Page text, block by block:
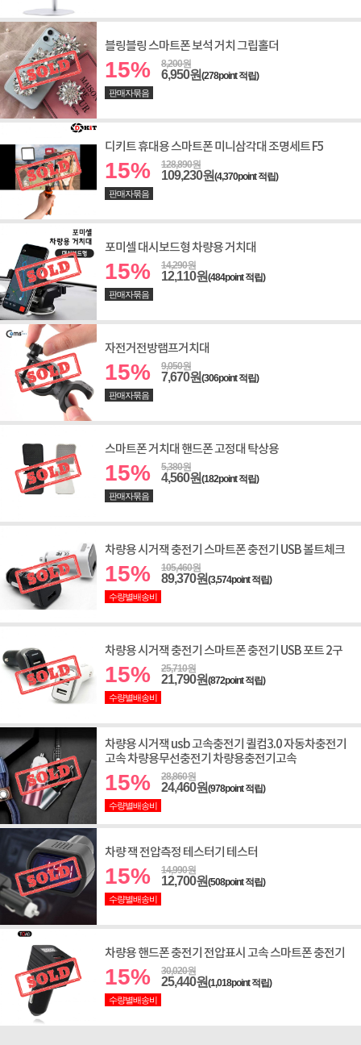
블링블링 스마트폰 보석 거치 그립홀더
15% 8,200원
6,950원(278point 적립)
판매자묶음
디키트 휴대용 스마트폰 미니삼각대 조명세트 F5
15% 128,890원
109,230원(4,370point 적립)
판매자묶음
포미셀 대시보드형 차량용 거치대
15% 14,290원
12,110원(484point 적립)
판매자묶음
자전거전방램프거치대
15% 9,050원
7,670원(306point 적립)
판매자묶음
스마트폰 거치대 핸드폰 고정대 탁상용
15% 5,380원
4,560원(182point 적립)
판매자묶음
차량용 시거잭 충전기 스마트폰 충전기 USB 볼트체크
15% 105,460원
89,370원(3,574point 적립)
수량별배송비
차량용 시거잭 충전기 스마트폰 충전기 USB 포트 2구
15% 25,710원
21,790원(872point 적립)
수량별배송비
차량용 시거잭 usb 고속충전기 퀼컴3.0 자동차충전기
고속 차량용무선충전기 차량용충전기고속
15% 28,860원
24,460원(978point 적립)
수량별배송비
차량 잭 전압측정 테스터기 테스터
15% 14,990원
12,700원(508point 적립)
수량별배송비
차량용 핸드폰 충전기 전압표시 고속 스마트폰 충전기
15% 30,020원
25,440원(1,018point 적립)
수량별배송비